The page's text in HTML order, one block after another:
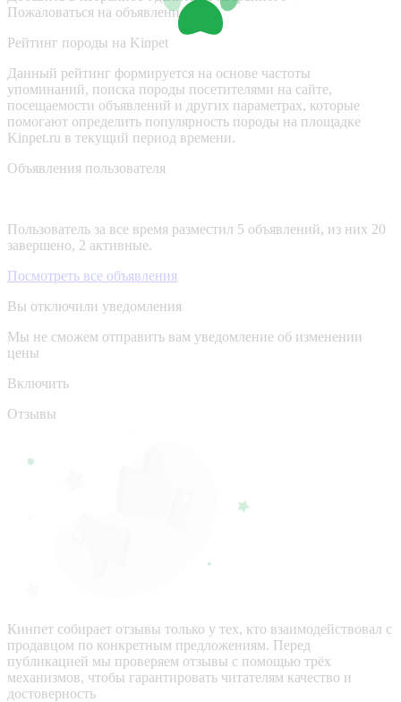
Пожаловаться на объявление
Рейтинг породы на Kinpet
Данный рейтинг формируется на основе частоты
упоминаний, поиска породы посетителями на сайте,
посещаемости объявлений и других параметрах, которые
помогают определить популярность породы на площадке
Kinpet.ru в текущий период времени.
Объявления пользователя
Пользователь за все время разместил 5 объявлений, из них 20
завершено, 2 активные.
Посмотреть все объявления
Вы отключили уведомления
Мы не сможем отправить вам уведомление об изменении
цены
Включить
Отзывы
Кинпет собирает отзывы только у тех, кто взаимодействовал с
продавцом по конкретным предложениям. Перед
публикацией мы проверяем отзывы с помощью трёх
механизмов, чтобы гарантировать читателям качество и
достоверность